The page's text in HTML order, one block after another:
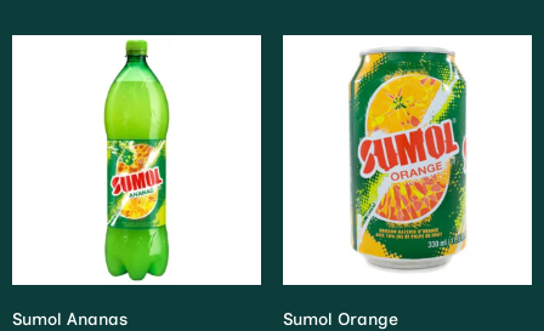
Sumol Ananas Sumol Orange